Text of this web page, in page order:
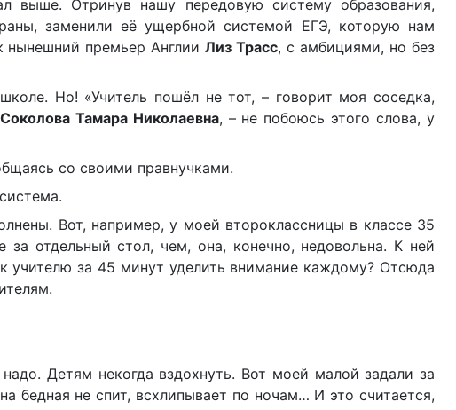
Отринув нашу передовую систему образования,
заменили её ущербной системой ЕГЭ, которую нам
нынешний премьер АнглииЛиз Трасс, с амбициями, но без
Но! «Учитель пошёл не тот, – говорит моя соседка,
Соколова Тамара Николаевна, – не побоюсь этого слова, у
со своими правнучками.
Вот, например, у моей второклассницы в классе 35
отдельный стол, чем, она, конечно, недовольна. К ней
учителю за 45 минут уделить внимание каждому? Отсюда
Детям некогда вздохнуть. Вот моей малой задали за
бедная не спит, всхлипывает по ночам… И это считается,